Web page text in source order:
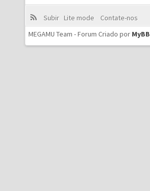
Subir Lite mode
Contate-nos
MEGAMU Team - Forum Criado por MyBB